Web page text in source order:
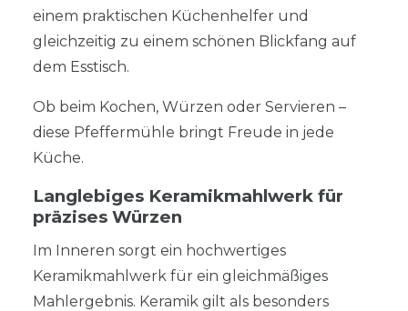
einem praktischen Küchenhelfer und
gleichzeitig zu einem schönen Blickfang auf
dem Esstisch.
Ob beim Kochen, Würzen oder Servieren –
diese Pfeffermühle bringt Freude in jede
Küche.
Langlebiges Keramikmahlwerk für
präzises Würzen
Im Inneren sorgt ein hochwertiges
Keramikmahlwerk für ein gleichmäßiges
Mahlergebnis. Keramik gilt als besonders